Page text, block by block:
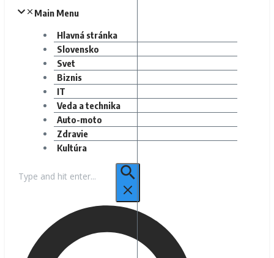
Main Menu
Hlavná stránka
Slovensko
Svet
Biznis
IT
Veda a technika
Auto-moto
Zdravie
Kultúra